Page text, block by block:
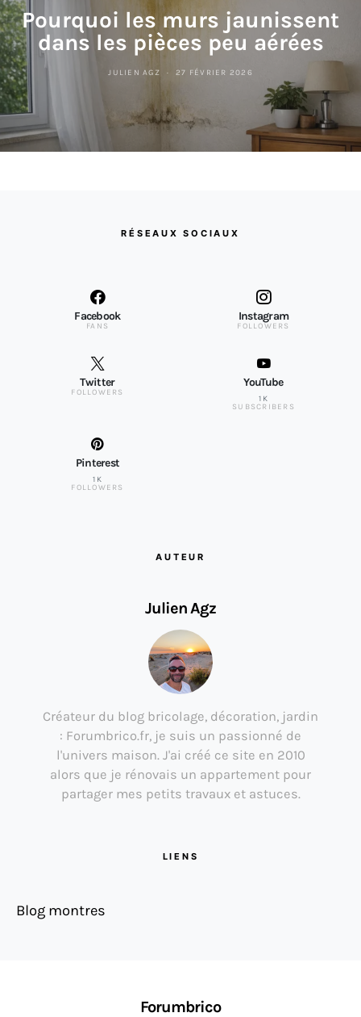
Pourquoi les murs jaunissent
dans les pièces peu aérées
JULIEN AGZ 27 FÉVRIER 2026
RÉSEAUX SOCIAUX
Facebook
FANS
Instagram
FOLLOWERS
Twitter
FOLLOWERS
YouTube
1K
SUBSCRIBERS
Pinterest
1K
FOLLOWERS
AUTEUR
Julien Agz
Créateur du blog bricolage, décoration, jardin
: Forumbrico.fr, je suis un passionné de
l'univers maison. J'ai créé ce site en 2010
alors que je rénovais un appartement pour
partager mes petits travaux et astuces.
LIENS
Blog montres
Forumbrico